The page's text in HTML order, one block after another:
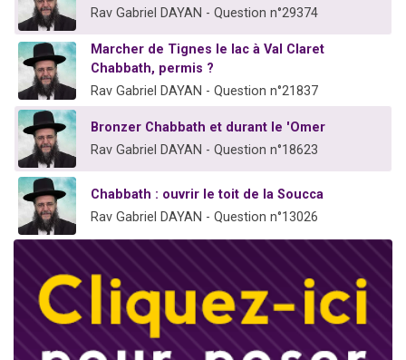
Rav Gabriel DAYAN - Question n°29374
Marcher de Tignes le lac à Val Claret
Chabbath, permis ?
Rav Gabriel DAYAN - Question n°21837
Bronzer Chabbath et durant le 'Omer
Rav Gabriel DAYAN - Question n°18623
Chabbath : ouvrir le toit de la Soucca
Rav Gabriel DAYAN - Question n°13026